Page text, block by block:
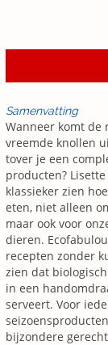
Samenvatting
Wanneer komt de
vreemde knollen
tover je een
producten?
klassieker zien
eten, niet alleen
maar ook voor
dieren.
recepten zonder
zien dat
in een
serveert. Voor
bijzondere